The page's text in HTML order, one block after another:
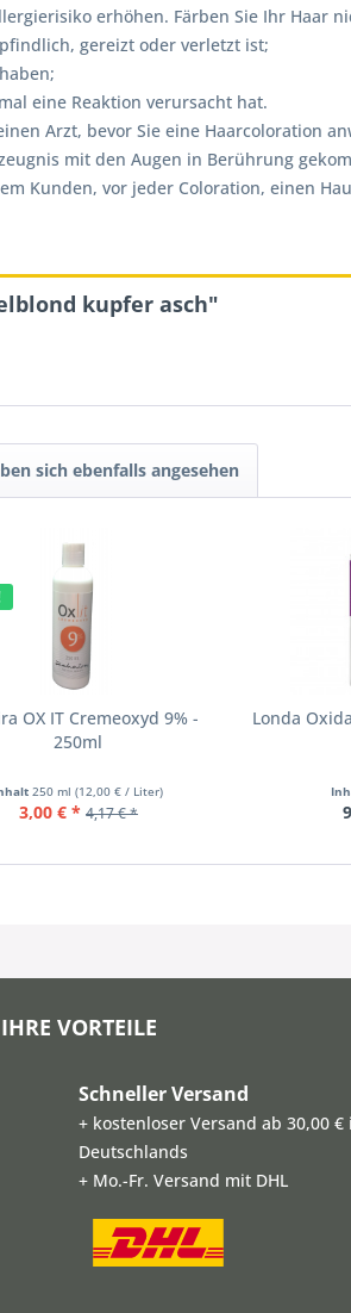
erhöhen. Färben Sie Ihr Haar
gereizt oder verletzt ist;
eine Reaktion verursacht hat.
Arzt, bevor Sie eine Haarcoloration
mit den Augen in Berührung
Kunden, vor jeder Coloration, einen
kupfer asch"
sich ebenfalls angesehen
OX IT Cremeoxyd 9% -
250ml
250 ml(12,00 € / Liter)
3,00 € * 4,17 € *
Londa
IHRE VORTEILE
Schneller Versand
+ kostenloser Versand ab 30,00
Deutschlands
+ Mo.-Fr. Versand mit DHL